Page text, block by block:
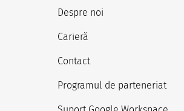
Despre noi
Carieră
Contact
Programul de parteneriat